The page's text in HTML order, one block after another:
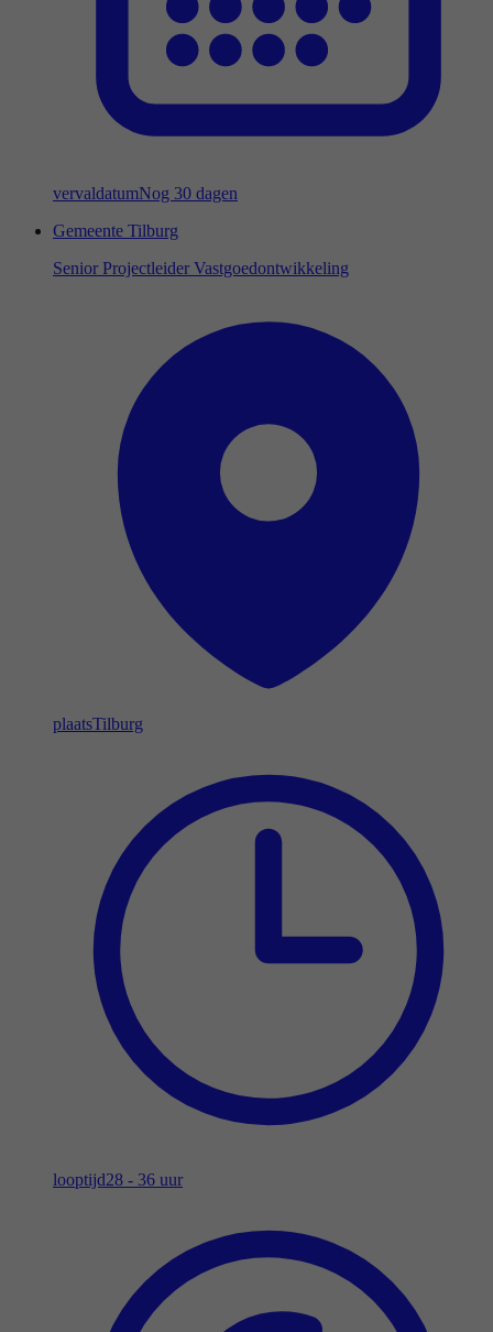
vervaldatumNog 30 dagen
Gemeente Tilburg
Senior Projectleider Vastgoedontwikkeling
plaatsTilburg
looptijd28 - 36 uur